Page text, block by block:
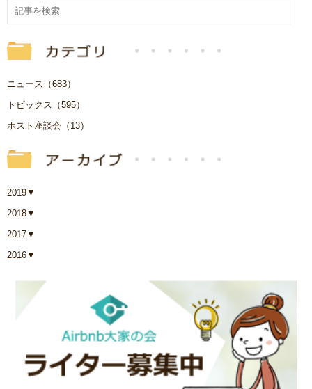
ニュース（683）
トピックス（595）
ホスト座談会（13）
2019▼
2018▼
2017▼
2016▼